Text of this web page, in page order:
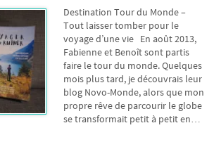
Destination Tour du Monde –
Tout laisser tomber pour le
voyage d’une vie En août 2013,
Fabienne et Benoît sont partis
faire le tour du monde. Quelques
mois plus tard, je découvrais leur
blog Novo-Monde, alors que mon
propre rêve de parcourir le globe
se transformait petit à petit en…